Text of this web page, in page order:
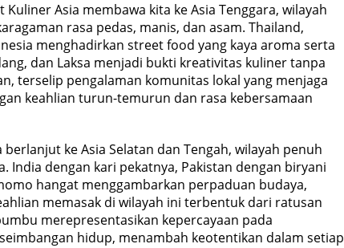
Kuliner Asia membawa kita ke Asia Tenggara, wilayah
rasa pedas, manis, dan asam. Thailand,
menghadirkan street food yang kaya aroma serta
dan Laksa menjadi bukti kreativitas kuliner tanpa
terselip pengalaman komunitas lokal yang menjaga
keahlian turun-temurun dan rasa kebersamaan
berlanjut ke Asia Selatan dan Tengah, wilayah penuh
India dengan kari pekatnya, Pakistan dengan biryani
hangat menggambarkan perpaduan budaya,
memasak di wilayah ini terbentuk dari ratusan
merepresentasikan kepercayaan pada
hidup, menambah keotentikan dalam setiap